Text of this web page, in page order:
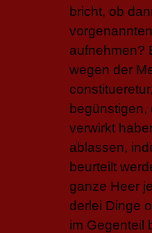
bricht, ob
aufnehmen?
wegen der
verwirkt
ablassen,
beurteilt
ganze Heer
derlei Dinge
im Gegenteil